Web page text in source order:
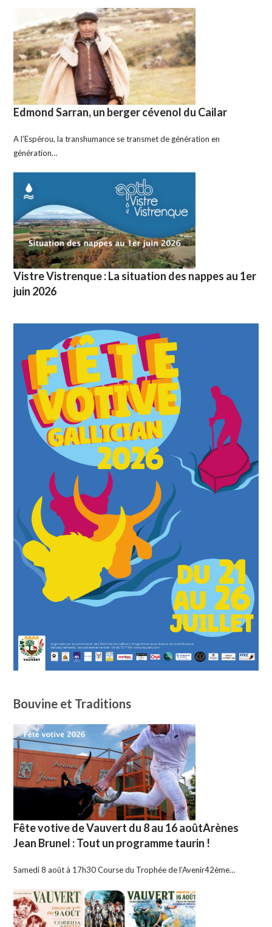
Edmond Sarran, un berger cévenol du Cailar
A l’Espérou, la transhumance se transmet de génération en
génération…
Vistre Vistrenque : La situation des nappes au 1er
juin 2026
Bouvine et Traditions
Fête votive de Vauvert du 8 au 16 aoûtArènes
Jean Brunel : Tout un programme taurin !
Samedi 8 août à 17h30 Course du Trophée de l’Avenir42ème…